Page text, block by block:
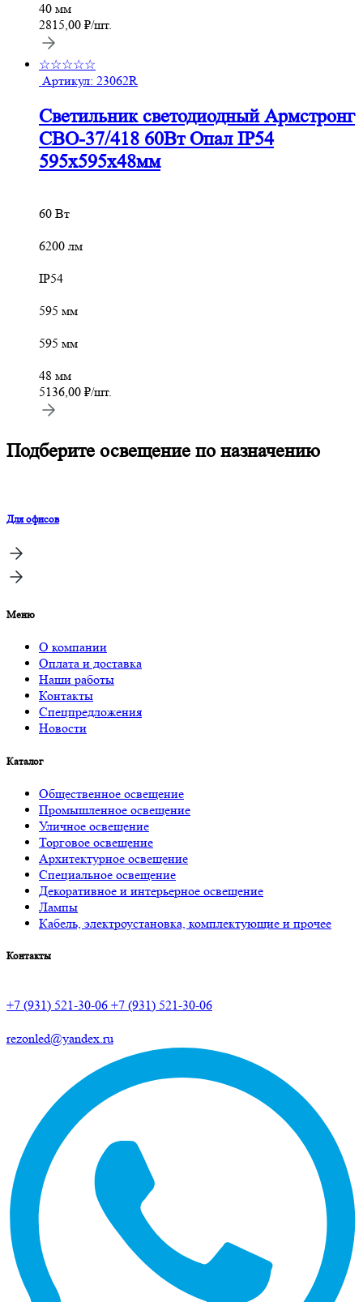
40 мм
2815,00 ₽/шт.
☆☆☆☆☆
Артикул: 23062R
Светильник светодиодный Армстронг
СВО-37/418 60Вт Опал IP54
595х595х48мм
60 Вт
6200 лм
IP54
595 мм
595 мм
48 мм
5136,00 ₽/шт.
Подберите освещение по назначению
Для офисов
Меню
О компании
Оплата и доставка
Наши работы
Контакты
Спецпредложения
Новости
Каталог
Общественное освещение
Промышленное освещение
Уличное освещение
Торговое освещение
Архитектурное освещение
Специальное освещение
Декоративное и интерьерное освещение
Лампы
Кабель, электроустановка, комплектующие и прочее
Контакты
+7 (931) 521-30-06 +7 (931) 521-30-06
rezonled@yandex.ru